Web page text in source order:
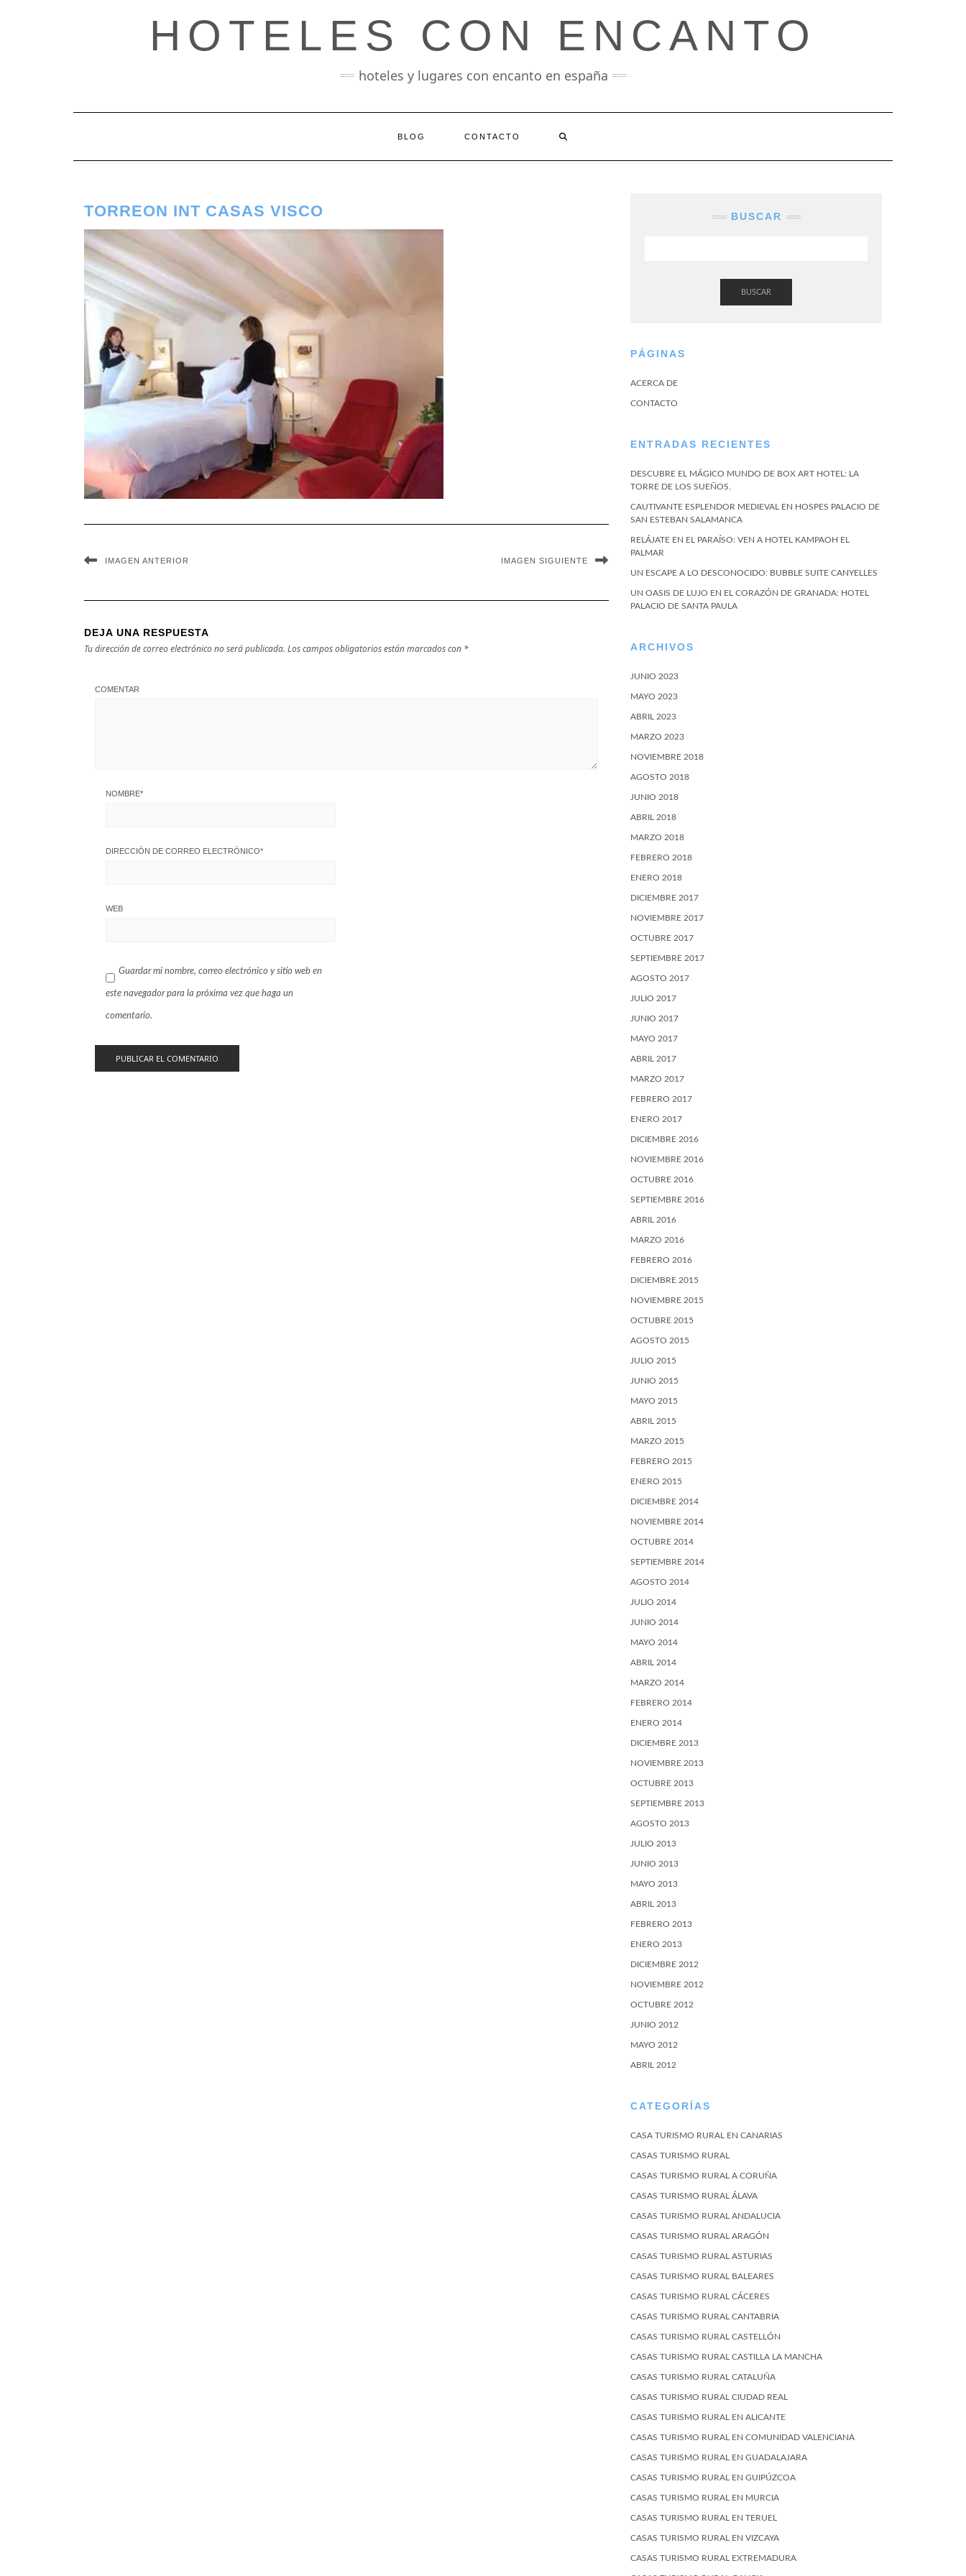
HOTELES CON ENCANTO
hoteles y lugares con encanto en españa
BLOG CONTACTO
TORREON INT CASAS VISCO
IMAGEN ANTERIOR IMAGEN SIGUIENTE
DEJA UNA RESPUESTA
Tu dirección de correo electrónico no será publicada. Los campos obligatorios están marcados con *
COMENTAR
NOMBRE*
DIRECCIÓN DE CORREO ELECTRÓNICO*
WEB
Guardar mi nombre, correo electrónico y sitio web en
este navegador para la próxima vez que haga un
comentario.
BUSCAR
BUSCAR
PÁGINAS
ACERCA DE
CONTACTO
ENTRADAS RECIENTES
DESCUBRE EL MÁGICO MUNDO DE BOX ART HOTEL: LA
TORRE DE LOS SUEÑOS.
CAUTIVANTE ESPLENDOR MEDIEVAL EN HOSPES PALACIO DE
SAN ESTEBAN SALAMANCA
RELÁJATE EN EL PARAÍSO: VEN A HOTEL KAMPAOH EL
PALMAR
UN ESCAPE A LO DESCONOCIDO: BUBBLE SUITE CANYELLES
UN OASIS DE LUJO EN EL CORAZÓN DE GRANADA: HOTEL
PALACIO DE SANTA PAULA
ARCHIVOS
JUNIO 2023
MAYO 2023
ABRIL 2023
MARZO 2023
NOVIEMBRE 2018
AGOSTO 2018
JUNIO 2018
ABRIL 2018
MARZO 2018
FEBRERO 2018
ENERO 2018
DICIEMBRE 2017
NOVIEMBRE 2017
OCTUBRE 2017
SEPTIEMBRE 2017
AGOSTO 2017
JULIO 2017
JUNIO 2017
MAYO 2017
ABRIL 2017
MARZO 2017
FEBRERO 2017
ENERO 2017
DICIEMBRE 2016
NOVIEMBRE 2016
OCTUBRE 2016
SEPTIEMBRE 2016
ABRIL 2016
MARZO 2016
FEBRERO 2016
DICIEMBRE 2015
NOVIEMBRE 2015
OCTUBRE 2015
AGOSTO 2015
JULIO 2015
JUNIO 2015
MAYO 2015
ABRIL 2015
MARZO 2015
FEBRERO 2015
ENERO 2015
DICIEMBRE 2014
NOVIEMBRE 2014
OCTUBRE 2014
SEPTIEMBRE 2014
AGOSTO 2014
JULIO 2014
JUNIO 2014
MAYO 2014
ABRIL 2014
MARZO 2014
FEBRERO 2014
ENERO 2014
DICIEMBRE 2013
NOVIEMBRE 2013
OCTUBRE 2013
SEPTIEMBRE 2013
AGOSTO 2013
JULIO 2013
JUNIO 2013
MAYO 2013
ABRIL 2013
FEBRERO 2013
ENERO 2013
DICIEMBRE 2012
NOVIEMBRE 2012
OCTUBRE 2012
JUNIO 2012
MAYO 2012
ABRIL 2012
CATEGORÍAS
CASA TURISMO RURAL EN CANARIAS
CASAS TURISMO RURAL
CASAS TURISMO RURAL A CORUÑA
CASAS TURISMO RURAL ÁLAVA
CASAS TURISMO RURAL ANDALUCIA
CASAS TURISMO RURAL ARAGÓN
CASAS TURISMO RURAL ASTURIAS
CASAS TURISMO RURAL BALEARES
CASAS TURISMO RURAL CÁCERES
CASAS TURISMO RURAL CANTABRIA
CASAS TURISMO RURAL CASTELLÓN
CASAS TURISMO RURAL CASTILLA LA MANCHA
CASAS TURISMO RURAL CATALUÑA
CASAS TURISMO RURAL CIUDAD REAL
CASAS TURISMO RURAL EN ALICANTE
CASAS TURISMO RURAL EN COMUNIDAD VALENCIANA
CASAS TURISMO RURAL EN GUADALAJARA
CASAS TURISMO RURAL EN GUIPÚZCOA
CASAS TURISMO RURAL EN MURCIA
CASAS TURISMO RURAL EN TERUEL
CASAS TURISMO RURAL EN VIZCAYA
CASAS TURISMO RURAL EXTREMADURA